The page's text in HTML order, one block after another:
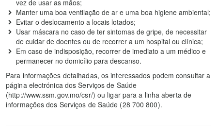
vez de usar as mãos;
Manter uma boa ventilação de ar e uma boa higiene ambiental;
Evitar o deslocamento a locais lotados;
Usar máscara no caso de ter sintomas de gripe, de necessitar
de cuidar de doentes ou de recorrer a um hospital ou clínica;
Em caso de indisposição, recorrer de imediato a um médico e
permanecer no domicílio para descanso.
Para informações detalhadas, os interessados podem consultar a
página electrónica dos Serviços de Saúde
(http://www.ssm.gov.mo/csr/) ou ligar para a linha aberta de
informações dos Serviços de Saúde (28 700 800).